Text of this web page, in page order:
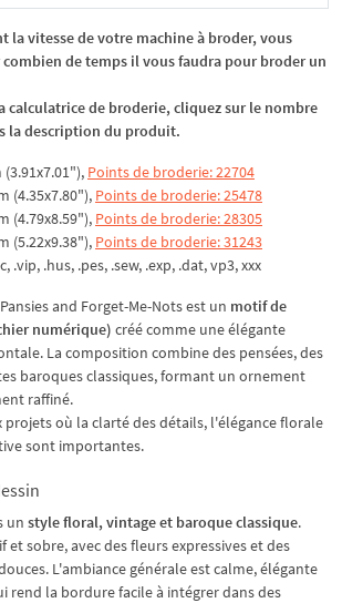
Dans le panier
la vitesse de votre machine à broder, vous
combien de temps il vous faudra pour broder un
calculatrice de broderie, cliquez sur le nombre
la description du produit.
Points de broderie: 22704
(4.35x7.80"), Points de broderie: 25478
(4.79x8.59"), Points de broderie: 28305
(5.22x9.38"), Points de broderie: 31243
.vip, .hus, .pes, .sew, .exp, .dat, vp3, xxx
and Forget-Me-Nots est un motif de
numérique) créé comme une élégante
La composition combine des pensées, des
baroques classiques, formant un ornement
raffiné.
projets où la clarté des détails, l'élégance florale
sont importantes.
un style floral, vintage et baroque classique.
et sobre, avec des fleurs expressives et des
L'ambiance générale est calme, élégante
rend la bordure facile à intégrer dans des